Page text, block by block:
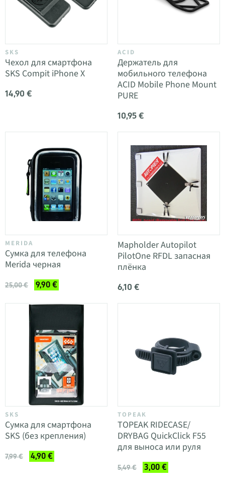
SKS
Чехол для смартфона
SKS Compit iPhone X
14,90 €
ACID
Держатель для
мобильного телефона
ACID Mobile Phone Mount
PURE
10,95 €
MERIDA
Сумка для телефона
Merida черная
25,00 € 9,90 €
Mapholder Autopilot
PilotOne RFDL запасная
плёнка
6,10 €
SKS
Сумка для смартфона
SKS (без крепления)
7,99 € 4,90 €
TOPEAK
TOPEAK RIDECASE/
DRYBAG QuickClick F55
для выноса или руля
5,49 € 3,00 €